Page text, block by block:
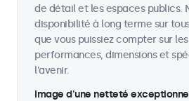
de détail et les espaces publics.
disponibilité à long terme sur
que vous puissiez compter sur
performances, dimensions et
l'avenir.
Image d'une netteté